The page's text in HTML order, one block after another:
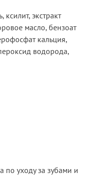
экстракт
масло, бензоат
кальция,
водорода,
по уходу за зубами и